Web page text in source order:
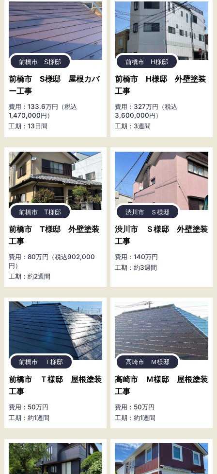
前橋市 S様邸
前橋市 S様邸 屋根カバ
ー工事
費用：133.6万円（税込
1,470,000円）
工期：13日間
前橋市 H様邸
前橋市 H様邸 外壁塗装
工事
費用：327万円（税込
3,600,000円）
工期：3週間
前橋市 T様邸
前橋市 T様邸 外壁塗装
工事
費用：80万円（税込902,000
円）
工期：約2週間
渋川市 Ｓ様邸
渋川市 Ｓ様邸 外壁塗装
工事
費用：140万円
工期：約3週間
前橋市 Ｔ様邸
前橋市 Ｔ様邸 屋根塗装
工事
費用：50万円
工期：約1週間
高崎市 Ｍ様邸
高崎市 Ｍ様邸 屋根塗装
工事
費用：50万円
工期：約1週間